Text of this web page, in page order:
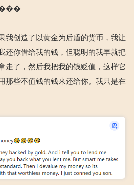
我创造了以黄金为后盾的货币，我让
还你借给我的钱，但聪明的我早就把
走了，然后我把我的钱贬值，这样它
那些不值钱的钱来还给你。我只是在